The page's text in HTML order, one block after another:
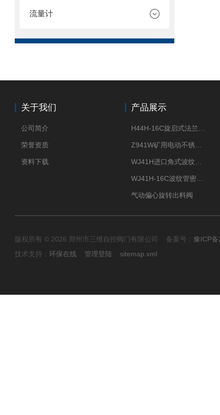
流量计
关于我们
公司简介
荣誉资质
资料下载
产品展示
气动偏心旋转出料阀
版权所有 © 2026 郑州市三维自控阀门有限公司 备案号： 豫ICP
技术支持： 环保在线 管理登陆 sitemap.xml